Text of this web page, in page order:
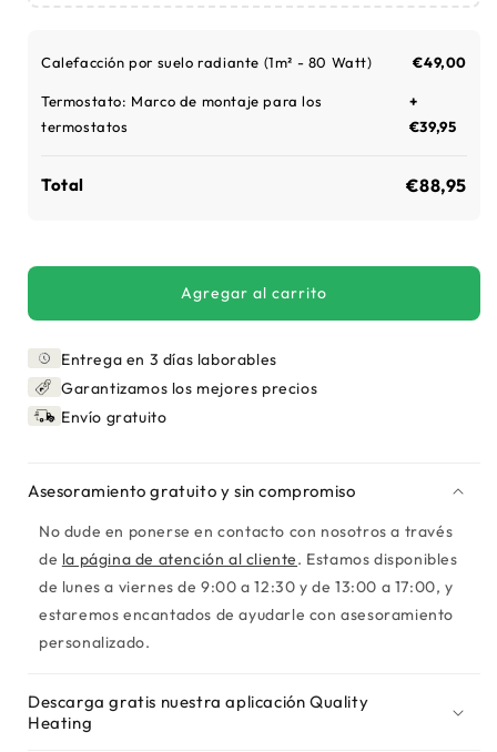
Calefacción por suelo radiante (1m² - 80 Watt) €49,00
Termostato: Marco de montaje para los
termostatos
+
€39,95
Total €88,95
Agregar al carrito
Entrega en 3 días laborables
Garantizamos los mejores precios
Envío gratuito
Asesoramiento gratuito y sin compromiso
No dude en ponerse en contacto con nosotros a través
de la página de atención al cliente. Estamos disponibles
de lunes a viernes de 9:00 a 12:30 y de 13:00 a 17:00, y
estaremos encantados de ayudarle con asesoramiento
personalizado.
Descarga gratis nuestra aplicación Quality
Heating